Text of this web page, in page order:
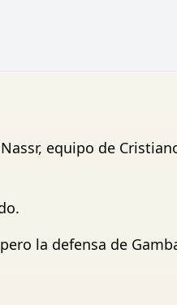
equipo de
la defensa de